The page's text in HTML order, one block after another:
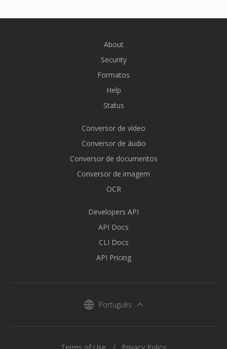
About
Security
Formatos
Help
Status
Conversor de vídeo
Conversor de áudio
Conversor de documentos
Conversor de imagem
OCR
Developers API
API Docs
CLI Docs
API Pricing
Português